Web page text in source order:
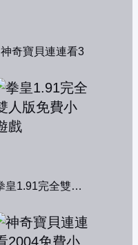
神奇寶貝連連看3
拳皇1.91完全雙人版